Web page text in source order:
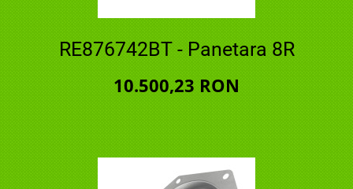
RE876742BT - Panetara 8R
10.500,23 RON